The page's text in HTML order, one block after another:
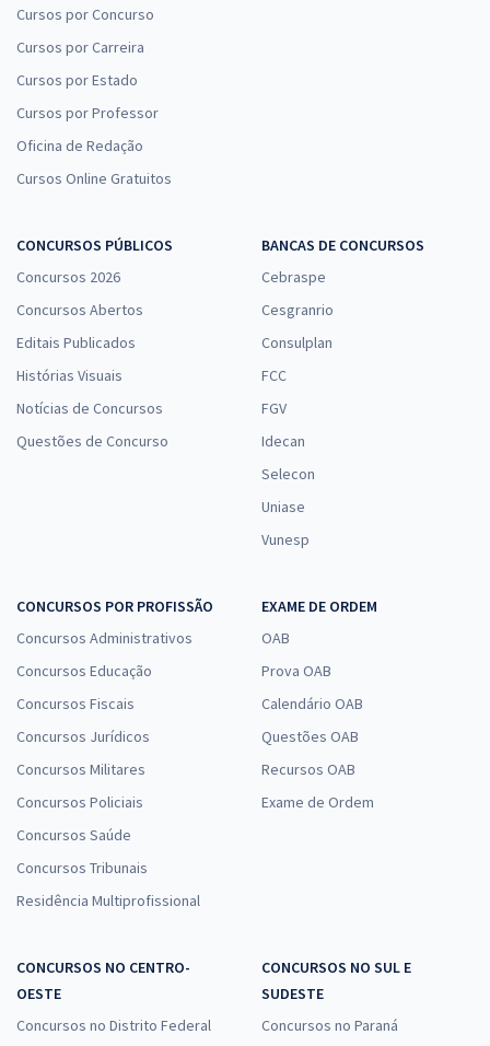
Cursos por Concurso
Cursos por Carreira
Cursos por Estado
Cursos por Professor
Oficina de Redação
Cursos Online Gratuitos
CONCURSOS PÚBLICOS
Concursos 2026
Concursos Abertos
Editais Publicados
Histórias Visuais
Notícias de Concursos
Questões de Concurso
BANCAS DE CONCURSOS
Cebraspe
Cesgranrio
Consulplan
FCC
FGV
Idecan
Selecon
Uniase
Vunesp
CONCURSOS POR PROFISSÃO
Concursos Administrativos
Concursos Educação
Concursos Fiscais
Concursos Jurídicos
Concursos Militares
Concursos Policiais
Concursos Saúde
Concursos Tribunais
Residência Multiprofissional
EXAME DE ORDEM
OAB
Prova OAB
Calendário OAB
Questões OAB
Recursos OAB
Exame de Ordem
CONCURSOS NO CENTRO-
OESTE
Concursos no Distrito Federal
CONCURSOS NO SUL E
SUDESTE
Concursos no Paraná